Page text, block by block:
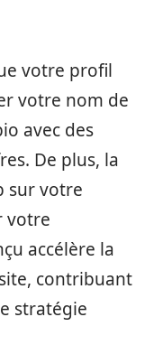
votre profil
votre nom de
avec des
De plus, la
sur votre
votre
accélère la
contribuant
stratégie